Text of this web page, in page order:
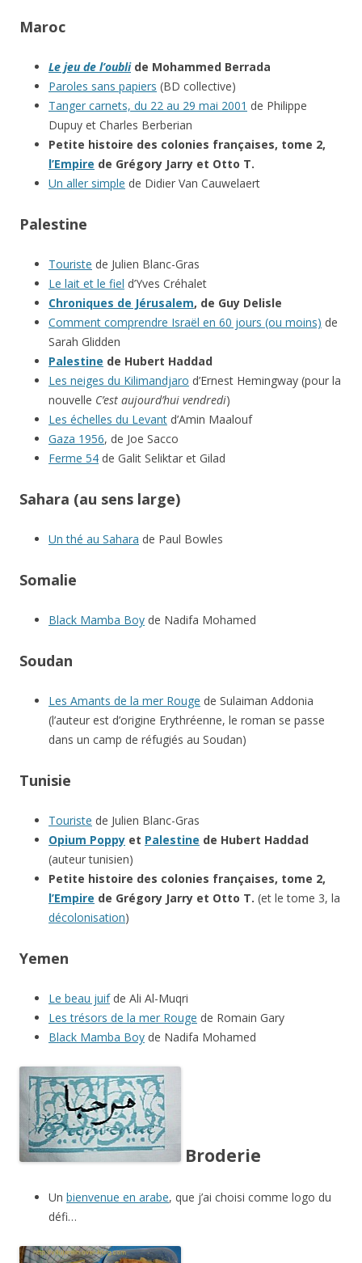
Maroc
Le jeu de l’oublide Mohammed Berrada
Paroles sans papiers (BD collective)
Tanger carnets, du 22 au 29 mai 2001 de Philippe
Dupuy et Charles Berberian
Petite histoire des colonies françaises, tome 2,
l’Empire de Grégory Jarry et Otto T.
Un aller simple de Didier Van Cauwelaert
Palestine
Touriste de Julien Blanc-Gras
Le lait et le fiel d’Yves Créhalet
Chroniques de Jérusalem, de Guy Delisle
Comment comprendre Israël en 60 jours (ou moins) de
Sarah Glidden
Palestine de Hubert Haddad
Les neiges du Kilimandjaro d’Ernest Hemingway (pour la
nouvelle C’est aujourd’hui vendredi)
Les échelles du Levant d’Amin Maalouf
Gaza 1956, de Joe Sacco
Ferme 54 de Galit Seliktar et Gilad
Sahara (au sens large)
Un thé au Sahara de Paul Bowles
Somalie
Black Mamba Boy de Nadifa Mohamed
Soudan
Les Amants de la mer Rouge de Sulaiman Addonia
(l’auteur est d’origine Erythréenne, le roman se passe
dans un camp de réfugiés au Soudan)
Tunisie
Touriste de Julien Blanc-Gras
Opium Poppy et Palestine de Hubert Haddad
(auteur tunisien)
Petite histoire des colonies françaises, tome 2,
l’Empire de Grégory Jarry et Otto T. (et le tome 3, la
décolonisation)
Yemen
Le beau juifde Ali Al-Muqri
Les trésors de la mer Rouge de Romain Gary
Black Mamba Boy de Nadifa Mohamed
Broderie
Un bienvenue en arabe, que j’ai choisi comme logo du
défi…